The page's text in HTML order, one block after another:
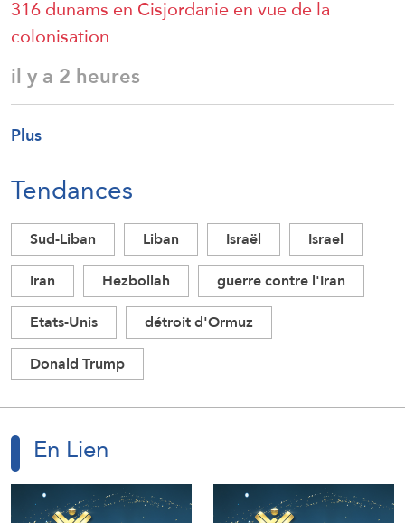
316 dunams en Cisjordanie en vue de la
colonisation
il y a 2 heures
Plus
Tendances
Sud-Liban Liban Israël
Israel
Iran
Hezbollah
guerre contre l'Iran
Etats-Unis
détroit d'Ormuz
Donald Trump
En Lien